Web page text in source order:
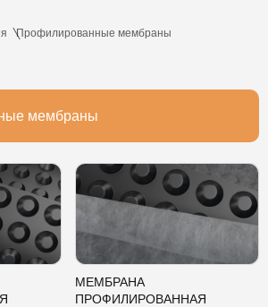
Профилированные мембраны
мембраны
МЕМБРАНА
ПРОФИЛИРОВАННАЯ